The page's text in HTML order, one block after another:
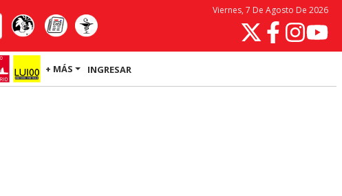
Viernes, 7 De Agosto De 2026
+ MÁS INGRESAR